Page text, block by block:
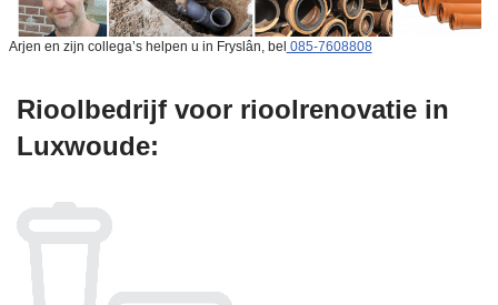
Arjen en zijn collega’s helpen u in Fryslân, bel 085-7608808
Rioolbedrijf voor rioolrenovatie in
Luxwoude: